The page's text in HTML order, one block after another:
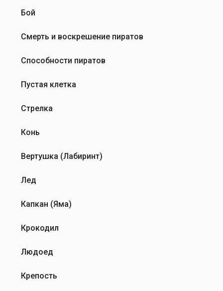
а
и
и
от
Бой
Смерть и воскрешение пиратов
Способности пиратов
Пустая клетка
Стрелка
Конь
Вертушка (Лабиринт)
Лед
Капкан (Яма)
Крокодил
Людоед
Крепость